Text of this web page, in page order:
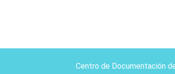
Centro de Documentación